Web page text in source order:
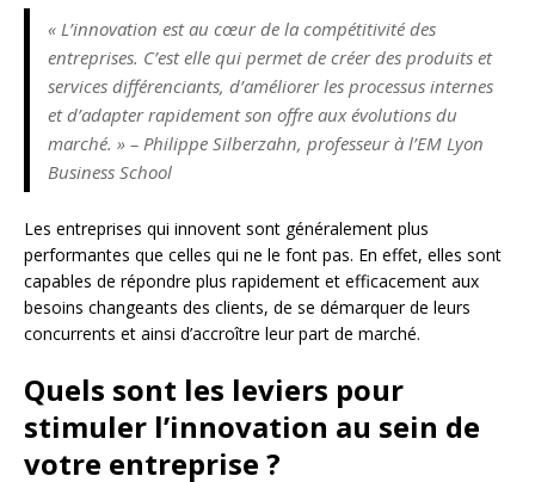
« L’innovation est au cœur de la compétitivité des
entreprises. C’est elle qui permet de créer des produits et
services différenciants, d’améliorer les processus internes
et d’adapter rapidement son offre aux évolutions du
marché. » – Philippe Silberzahn, professeur à l’EM Lyon
Business School
Les entreprises qui innovent sont généralement plus
performantes que celles qui ne le font pas. En effet, elles sont
capables de répondre plus rapidement et efficacement aux
besoins changeants des clients, de se démarquer de leurs
concurrents et ainsi d’accroître leur part de marché.
Quels sont les leviers pour
stimuler l’innovation au sein de
votre entreprise ?